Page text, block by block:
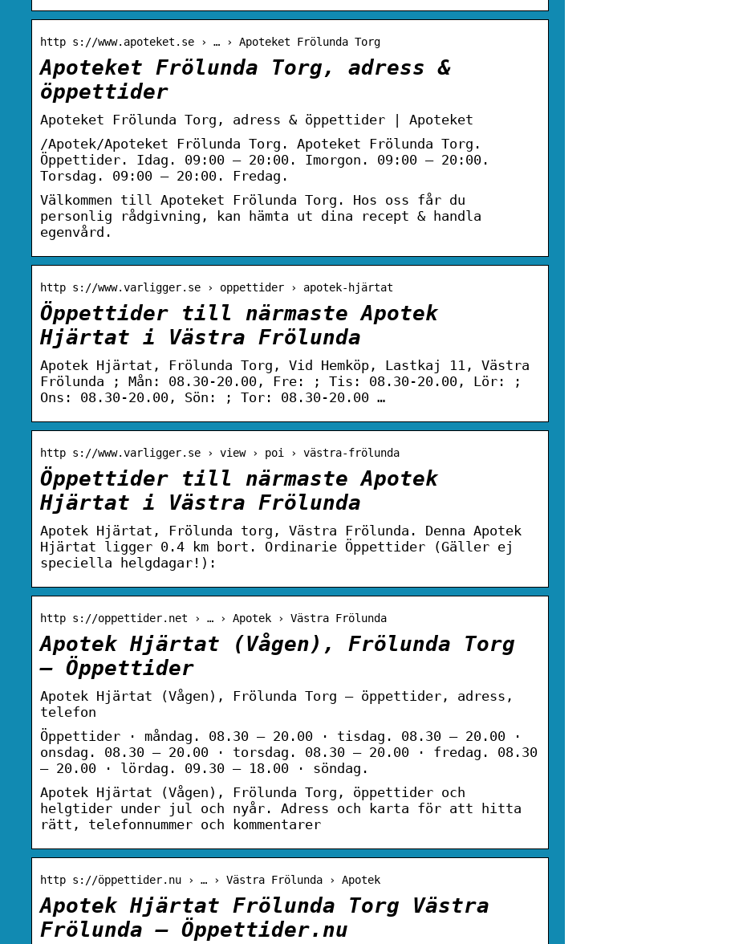
http s://www.apoteket.se › … › Apoteket Frölunda Torg
Apoteket Frölunda Torg, adress &
öppettider
Apoteket Frölunda Torg, adress & öppettider | Apoteket
/Apotek/Apoteket Frölunda Torg. Apoteket Frölunda Torg.
Öppettider. Idag. 09:00 – 20:00. Imorgon. 09:00 – 20:00.
Torsdag. 09:00 – 20:00. Fredag.
Välkommen till Apoteket Frölunda Torg. Hos oss får du
personlig rådgivning, kan hämta ut dina recept & handla
egenvård.
http s://www.varligger.se › oppettider › apotek-hjärtat
Öppettider till närmaste Apotek
Hjärtat i Västra Frölunda
Apotek Hjärtat, Frölunda Torg, Vid Hemköp, Lastkaj 11, Västra
Frölunda ; Mån: 08.30-20.00, Fre: ; Tis: 08.30-20.00, Lör: ;
Ons: 08.30-20.00, Sön: ; Tor: 08.30-20.00 …
http s://www.varligger.se › view › poi › västra-frölunda
Öppettider till närmaste Apotek
Hjärtat i Västra Frölunda
Apotek Hjärtat, Frölunda torg, Västra Frölunda. Denna Apotek
Hjärtat ligger 0.4 km bort. Ordinarie Öppettider (Gäller ej
speciella helgdagar!):
http s://oppettider.net › … › Apotek › Västra Frölunda
Apotek Hjärtat (Vågen), Frölunda Torg
– Öppettider
Apotek Hjärtat (Vågen), Frölunda Torg – öppettider, adress,
telefon
Öppettider · måndag. 08.30 – 20.00 · tisdag. 08.30 – 20.00 ·
onsdag. 08.30 – 20.00 · torsdag. 08.30 – 20.00 · fredag. 08.30
– 20.00 · lördag. 09.30 – 18.00 · söndag.
Apotek Hjärtat (Vågen), Frölunda Torg, öppettider och
helgtider under jul och nyår. Adress och karta för att hitta
rätt, telefonnummer och kommentarer
http s://öppettider.nu › … › Västra Frölunda › Apotek
Apotek Hjärtat Frölunda Torg Västra
Frölunda – Öppettider.nu